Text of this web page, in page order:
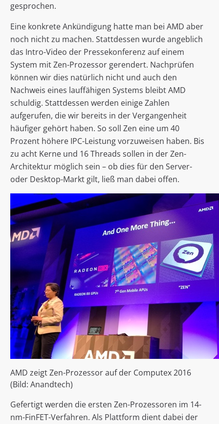
gesprochen.
Eine konkrete Ankündigung hatte man bei AMD aber
noch nicht zu machen. Stattdessen wurde angeblich
das Intro-Video der Pressekonferenz auf einem
System mit Zen-Prozessor gerendert. Nachprüfen
können wir dies natürlich nicht und auch den
Nachweis eines lauffähigen Systems bleibt AMD
schuldig. Stattdessen werden einige Zahlen
aufgerufen, die wir bereits in der Vergangenheit
häufiger gehört haben. So soll Zen eine um 40
Prozent höhere IPC-Leistung vorzuweisen haben. Bis
zu acht Kerne und 16 Threads sollen in der Zen-
Architektur möglich sein – ob dies für den Server-
oder Desktop-Markt gilt, ließ man dabei offen.
AMD zeigt Zen-Prozessor auf der Computex 2016
(Bild: Anandtech)
Gefertigt werden die ersten Zen-Prozessoren im 14-
nm-FinFET-Verfahren. Als Plattform dient dabei der